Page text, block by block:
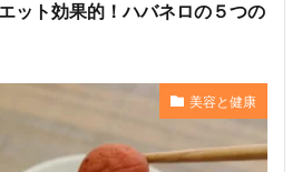
ット効果的！ハバネロの５つの
美容と健康